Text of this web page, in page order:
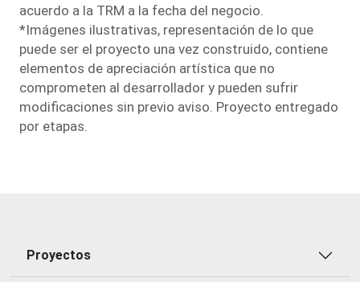
acuerdo a la TRM a la fecha del negocio.
*Imágenes ilustrativas, representación de lo que
puede ser el proyecto una vez construido, contiene
elementos de apreciación artística que no
comprometen al desarrollador y pueden sufrir
modiﬁcaciones sin previo aviso. Proyecto entregado
por etapas.
Proyectos